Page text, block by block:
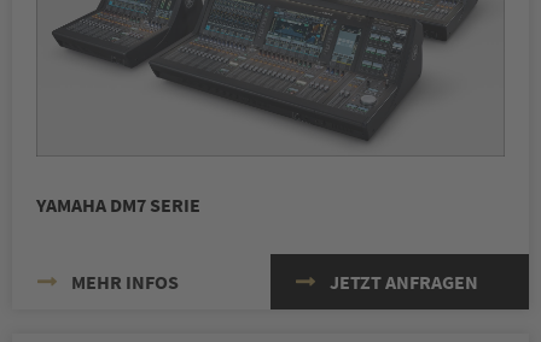
YAMAHA DM7 SERIE
MEHR INFOS JETZT ANFRAGEN